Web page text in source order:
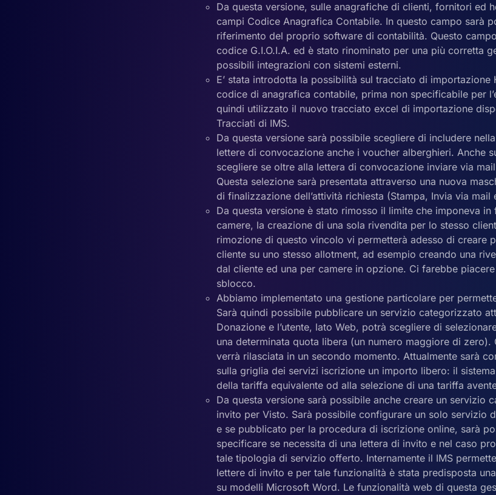
Da questa versione, sulle anagrafiche di clienti, fornitori ed
campi Codice Anagrafica Contabile. In questo campo sarà
riferimento del proprio software di contabilità. Questo
codice G.I.O.I.A. ed è stato rinominato per una più corretta
possibili integrazioni con sistemi esterni.
E’ stata introdotta la possibilità sul tracciato di importazione
codice di anagrafica contabile, prima non specificabile per
quindi utilizzato il nuovo tracciato excel di importazione
Tracciati di IMS.
Da questa versione sarà possibile scegliere di includere
lettere di convocazione anche i voucher alberghieri. Anche
scegliere se oltre alla lettera di convocazione inviare via
Questa selezione sarà presentata attraverso una nuova
di finalizzazione dell’attività richiesta (Stampa, Invia via mail
Da questa versione è stato rimosso il limite che imponeva
camere, la creazione di una sola rivendita per lo stesso
rimozione di questo vincolo vi permetterà adesso di creare
cliente su uno stesso allotment, ad esempio creando una
dal cliente ed una per camere in opzione. Ci farebbe
sblocco.
Abbiamo implementato una gestione particolare per
Sarà quindi possibile pubblicare un servizio categorizzato
Donazione e l’utente, lato Web, potrà scegliere di
una determinata quota libera (un numero maggiore di zero).
verrà rilasciata in un secondo momento. Attualmente sarà
sulla griglia dei servizi iscrizione un importo libero: il
della tariffa equivalente od alla selezione di una tariffa
Da questa versione sarà possibile anche creare un servizio
invito per Visto. Sarà possibile configurare un solo servizio
e se pubblicato per la procedura di iscrizione online, sarà
specificare se necessita di una lettera di invito e nel caso
tale tipologia di servizio offerto. Internamente il IMS
lettere di invito e per tale funzionalità è stata predisposta
su modelli Microsoft Word. Le funzionalità web di questa